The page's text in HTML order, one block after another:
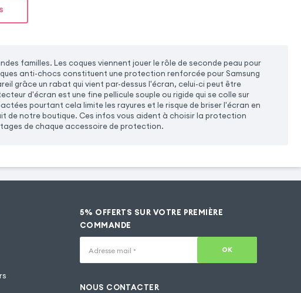
familles. Les coques viennent jouer le rôle de seconde peau pour
anti-chocs constituent une protection renforcée pour Samsung
grâce un rabat qui vient par-dessus l'écran, celui-ci peut être
d'écran est une fine pellicule souple ou rigide qui se colle sur
pourtant cela limite les rayures et le risque de briser l'écran en
de notre boutique. Ces infos vous aident à choisir la protection
de chaque accessoire de protection.
5% OFFERTS SUR VOTRE PREMIÈRE
COMMANDE
Adresse mail * OK
NOUS CONTACTER